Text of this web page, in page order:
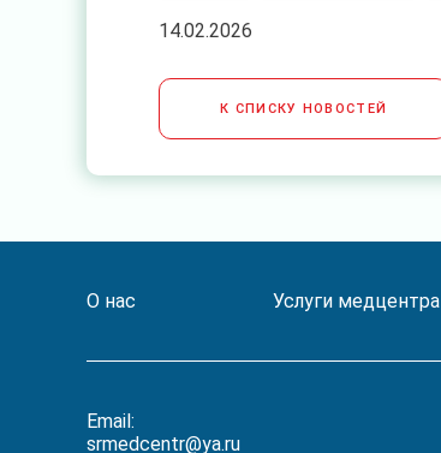
14.02.2026
К СПИСКУ НОВОСТЕЙ
О нас Услуги медцентра
Email:
srmedcentr@ya.ru